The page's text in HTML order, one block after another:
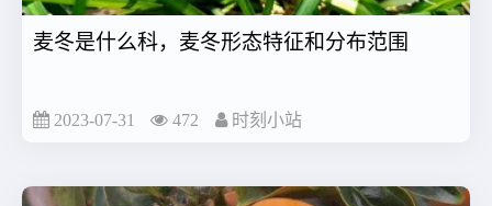
麦冬是什么科，麦冬形态特征和分布范围
2023-07-31 472 时刻小站